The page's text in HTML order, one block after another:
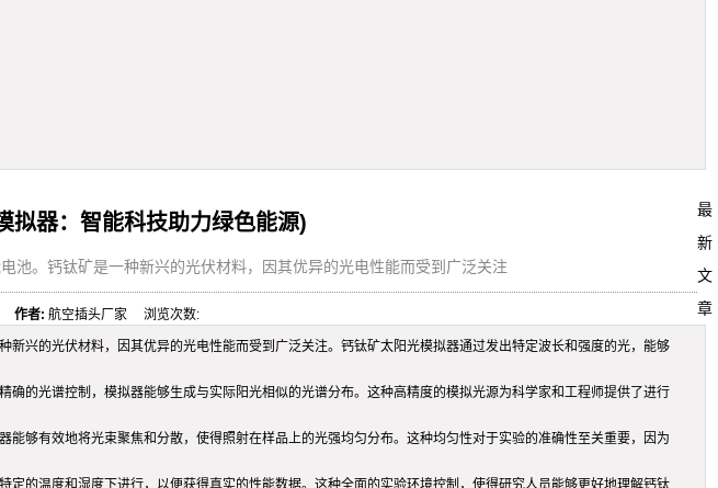
拟器：智能科技助力绿色能源)
池。钙钛矿是一种新兴的光伏材料，因其优异的光电性能而受到广泛关注
作者: 航空插头厂家 浏览次数:
兴的光伏材料，因其优异的光电性能而受到广泛关注。钙钛矿太阳光模拟器通过发出特定波长和强度的光，能够
的光谱控制，模拟器能够生成与实际阳光相似的光谱分布。这种高精度的模拟光源为科学家和工程师提供了进行
够有效地将光束聚焦和分散，使得照射在样品上的光强均匀分布。这种均匀性对于实验的准确性至关重要，因为
的温度和湿度下进行，以便获得真实的性能数据。这种全面的实验环境控制，使得研究人员能够更好地理解钙钛
最
新
文
章